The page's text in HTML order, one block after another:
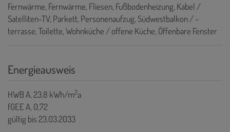
Fernwärme Fernwärme Fliesen Fußbodenheizung Kabel /
Satelliten-TV Parkett Personenaufzug Südwestbalkon / -
terrasse Toilette Wohnküche / offene Küche Öffenbare Fenster
Energieausweis
HWBA, 23.8 kWh/m2a
fGEEA, 0,72
gültig bis23.03.2033